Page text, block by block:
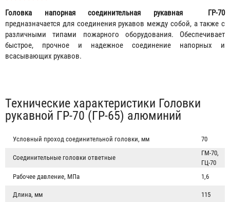
Головка напорная соединительная рукавная ГР-70
предназначается для соединения рукавов между собой, а также с
различными типами пожарного оборудования. Обеспечивает
быстрое, прочное и надежное соединение напорных и
всасывающих рукавов.
Табы
Технические характеристики Головки
рукавной ГР-70 (ГР-65) алюминий
Условный проход соединительной головки, мм 70
Соединительные головки ответные
ГМ-70,
ГЦ-70
Рабочее давление, МПа
1,6
Длина, мм 115